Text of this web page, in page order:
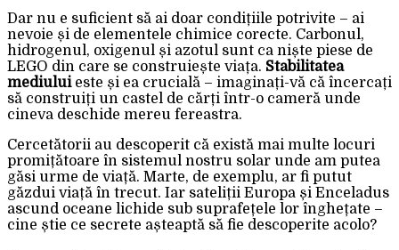
Dar nu e suficient să ai doar condițiile potrivite – ai
nevoie și de elementele chimice corecte. Carbonul,
hidrogenul, oxigenul și azotul sunt ca niște piese de
LEGO din care se construiește viața. Stabilitatea
mediuluieste și ea crucială – imaginați-vă că încercați
să construiți un castel de cărți într-o cameră unde
cineva deschide mereu fereastra.
Cercetătorii au descoperit că există mai multe locuri
promițătoare în sistemul nostru solar unde am putea
găsi urme de viață. Marte, de exemplu, ar fi putut
găzdui viață în trecut. Iar sateliții Europa și Enceladus
ascund oceane lichide sub suprafețele lor înghețate –
cine știe ce secrete așteaptă să fie descoperite acolo?